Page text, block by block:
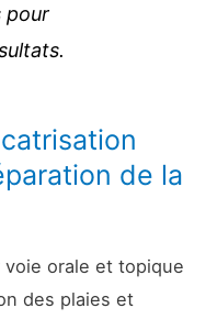
pour
de la
voie orale et topique
des plaies et